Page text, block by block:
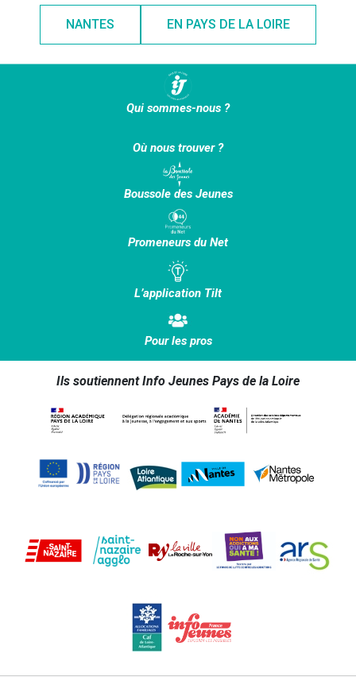
NANTES EN PAYS DE LA LOIRE
Qui sommes-nous ?
Où nous trouver ?
Boussole des Jeunes
Promeneurs du Net
L’application Tilt
Pour les pros
Ils soutiennent Info Jeunes Pays de la Loire